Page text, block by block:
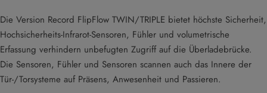
Die Version Record FlipFlow TWIN/TRIPLE bietet höchste Sicherheit,
Hochsicherheits-Infrarot-Sensoren, Fühler und volumetrische
Erfassung verhindern unbefugten Zugriff auf die Überladebrücke.
Die Sensoren, Fühler und Sensoren scannen auch das Innere der
Tür-/Torsysteme auf Präsens, Anwesenheit und Passieren.